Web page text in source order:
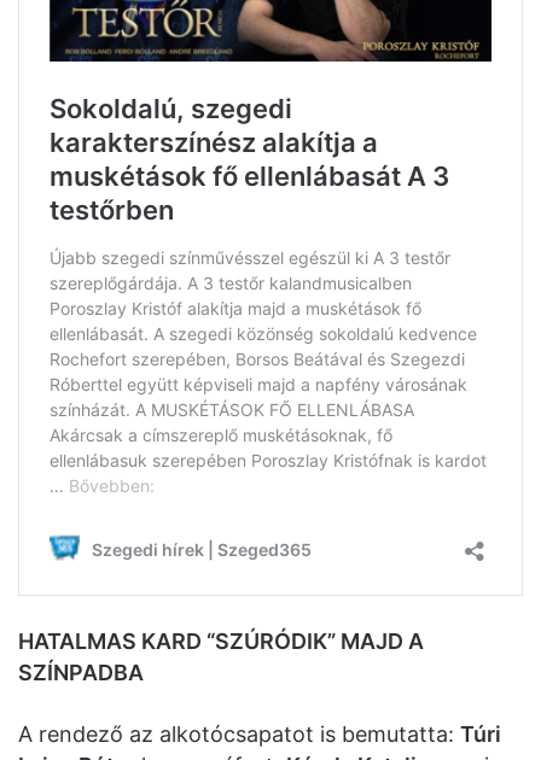
HATALMAS KARD “SZÚRÓDIK” MAJD A
SZÍNPADBA
A rendező az alkotócsapatot is bemutatta: Túri